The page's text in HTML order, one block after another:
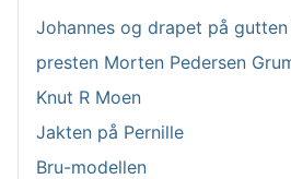
Johannes og drapet på gutten
presten Morten Pedersen
Knut R Moen
Jakten på Pernille
Bru-modellen